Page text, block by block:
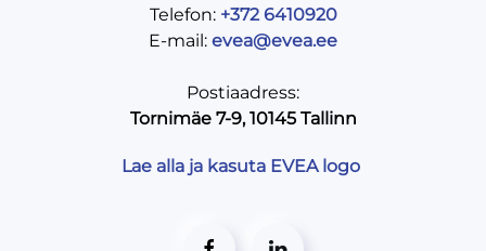
Telefon: +372 6410920
E-mail: evea@evea.ee
Postiaadress:
Tornimäe 7-9, 10145 Tallinn
Lae alla ja kasuta EVEA logo